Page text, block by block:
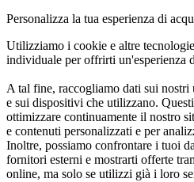
Personalizza la tua esperienza di
Utilizziamo i cookie e altre
individuale per offrirti un'esperienza
A tal fine, raccogliamo dati sui
e sui dispositivi che utilizzano.
ottimizzare continuamente il nostro
e contenuti personalizzati e per
Inoltre, possiamo confrontare i tuoi
fornitori esterni e mostrarti offerte
online, ma solo se utilizzi già i loro